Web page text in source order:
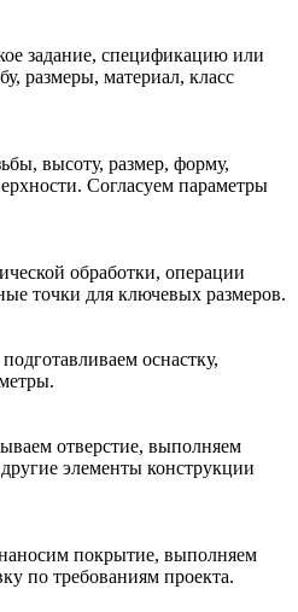
задание, спецификацию или
размеры, материал, класс
высоту, размер, форму,
Согласуем параметры
обработки, операции
точки для ключевых размеров.
оснастку,
отверстие, выполняем
элементы конструкции
покрытие, выполняем
по требованиям проекта.